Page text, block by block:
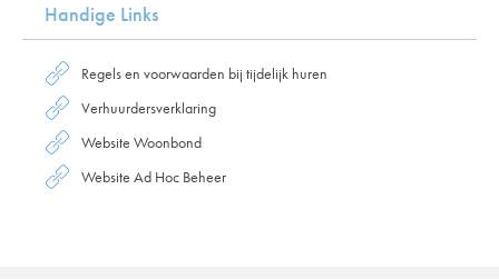
Handige Links
Regels en voorwaarden bij tijdelijk huren
Verhuurdersverklaring
Website Woonbond
Website Ad Hoc Beheer